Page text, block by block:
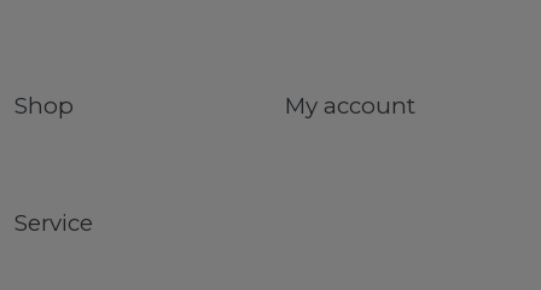
Shop My account
Service